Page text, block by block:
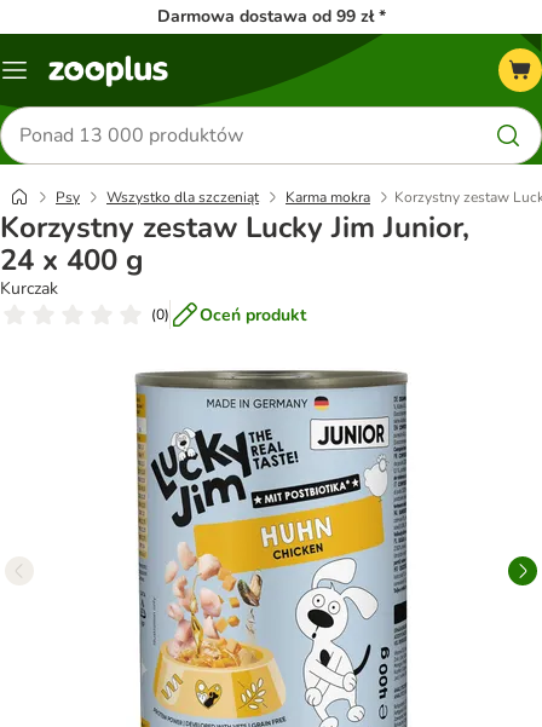
Darmowa dostawa od 99 zł *
Menu
Szukaj
produktów
Psy Wszystko dla szczeniąt Karma mokra Korzystny zestaw
Korzystny zestaw Lucky Jim Junior,
24 x 400 g
Kurczak
(0) Oceń produkt